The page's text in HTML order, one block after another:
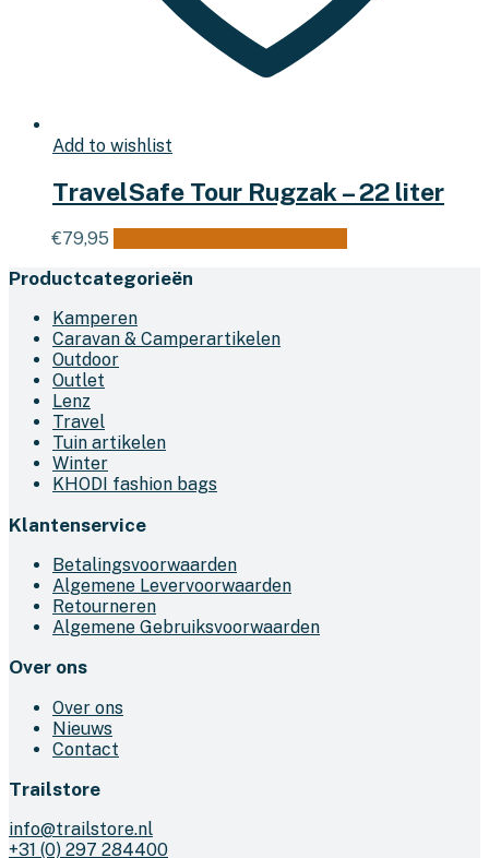
Add to wishlist
TravelSafe Tour Rugzak – 22 liter
€79,95
Productcategorieën
Kamperen
Caravan & Camperartikelen
Outdoor
Outlet
Lenz
Travel
Tuin artikelen
Winter
KHODI fashion bags
Klantenservice
Betalingsvoorwaarden
Algemene Levervoorwaarden
Retourneren
Algemene Gebruiksvoorwaarden
Over ons
Over ons
Nieuws
Contact
Trailstore
info@trailstore.nl
+31 (0) 297 284400